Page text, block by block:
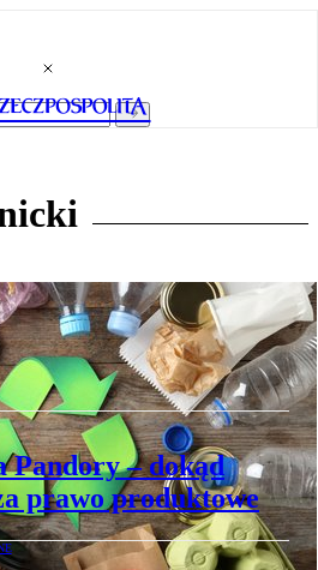
w opakowaniach. Co to
Pandory – dokąd
prawo produktowe